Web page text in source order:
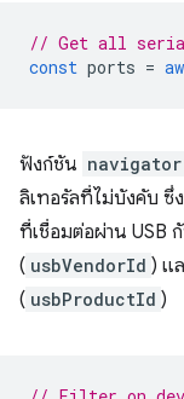
// Get all serial
const ports =
ฟังก์ชัน
ลิเทอรัลที่ไม่บังคับ ซึ่
ที่เชื่อมต่อผ่าน USB
( usbVendorId ) แ
( usbProductId )